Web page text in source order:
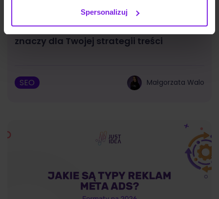
Spersonalizuj
Reddit i UGC w wynikach Google – co to
znaczy dla Twojej strategii treści
SEO Małgorzata Walo